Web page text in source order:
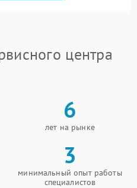
центра
6
лет на рынке
3
минимальный опыт работы
специалистов